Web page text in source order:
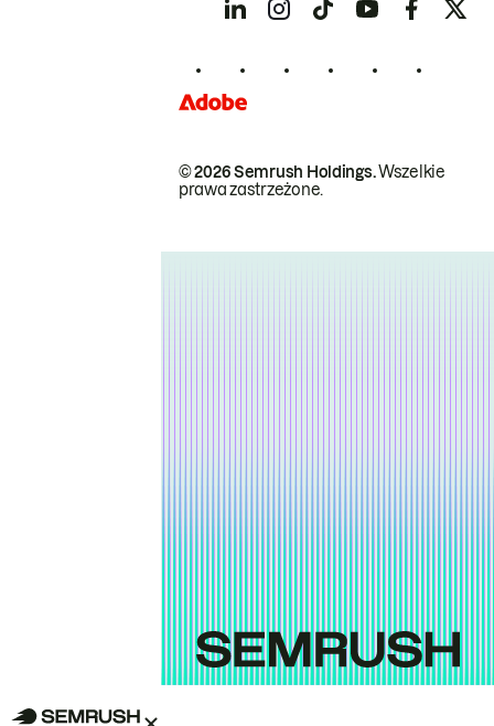
© 2026 Semrush Holdings.Wszelkie
prawa zastrzeżone.